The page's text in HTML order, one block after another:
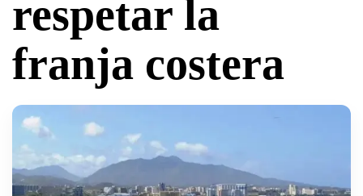
respetar la
franja costera